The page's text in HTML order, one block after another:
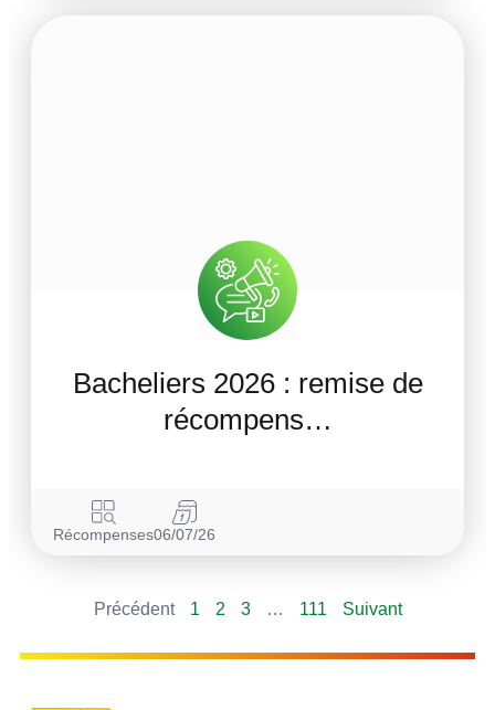
Bacheliers 2026 : remise de
récompens…
Récompenses06/07/26
Précédent 1 2 3 … 111 Suivant